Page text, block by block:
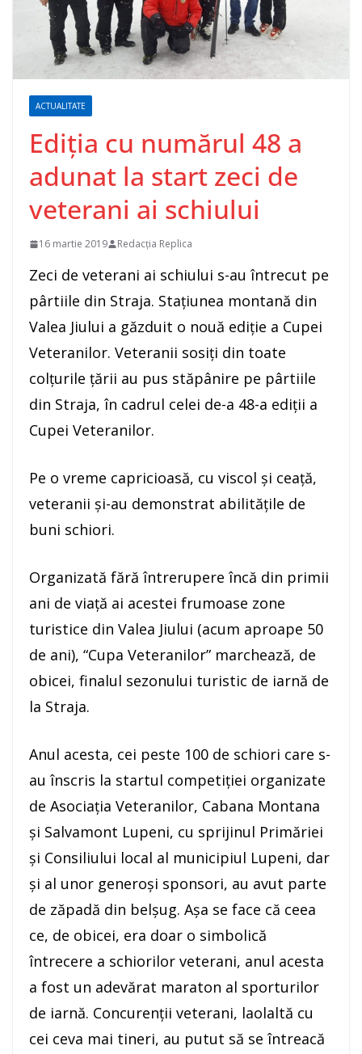
ACTUALITATE
Ediția cu numărul 48 a
adunat la start zeci de
veterani ai schiului
16 martie 2019 Redacția Replica
Zeci de veterani ai schiului s-au întrecut pe
pârtiile din Straja. Stațiunea montană din
Valea Jiului a găzduit o nouă ediție a Cupei
Veteranilor. Veteranii sosiți din toate
colțurile țării au pus stăpânire pe pârtiile
din Straja, în cadrul celei de-a 48-a ediții a
Cupei Veteranilor.
Pe o vreme capricioasă, cu viscol și ceață,
veteranii și-au demonstrat abilitățile de
buni schiori.
Organizată fără întrerupere încă din primii
ani de viaţă ai acestei frumoase zone
turistice din Valea Jiului (acum aproape 50
de ani), “Cupa Veteranilor” marchează, de
obicei, finalul sezonului turistic de iarnă de
la Straja.
Anul acesta, cei peste 100 de schiori care s-
au înscris la startul competiţiei organizate
de Asociaţia Veteranilor, Cabana Montana
şi Salvamont Lupeni, cu sprijinul Primăriei
și Consiliului local al municipiul Lupeni, dar
şi al unor generoşi sponsori, au avut parte
de zăpadă din belşug. Aşa se face că ceea
ce, de obicei, era doar o simbolică
întrecere a schiorilor veterani, anul acesta
a fost un adevărat maraton al sporturilor
de iarnă. Concurenţii veterani, laolaltă cu
cei ceva mai tineri, au putut să se întreacă